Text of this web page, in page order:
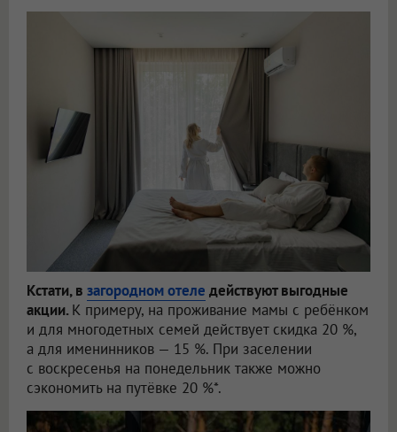
Кстати, в загородном отеле действуют выгодные
акции. К примеру, на проживание мамы с ребёнком
и для многодетных семей действует скидка 20 %,
а для именинников — 15 %. При заселении
с воскресенья на понедельник также можно
сэкономить на путёвке 20 %*.